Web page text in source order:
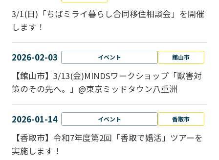
3/1(日)「ちばミライ暮らし合同移住相談会」を開催
します！
2026-02-03 イベント 館山市
【館山市】3/13(金)MINDSワークショップ「獣害対
策のその先へ。」@東京ミッドタウン八重洲
2026-01-14 イベント 香取市
【香取市】令和7年度第2回「香取で婚活」ツアーを
実施します！